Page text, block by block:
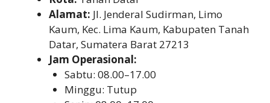
Alamat: Jl. Jenderal Sudirman, Limo
Kaum, Kec. Lima Kaum, Kabupaten Tanah
Datar, Sumatera Barat 27213
Jam Operasional:
Sabtu: 08.00–17.00
Minggu: Tutup